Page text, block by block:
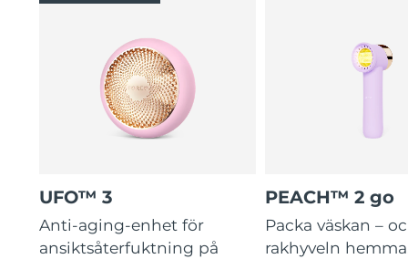
UFO™ 3
Anti-aging-enhet för
ansiktsåterfuktning på
PEACH™ 2 go
Packa väskan –
rakhyveln